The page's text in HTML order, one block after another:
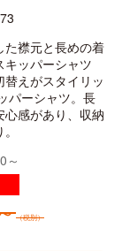
た襟元と長めの着
キッパーシャツ
替えがスタイリッ
パーシャツ。長
心感があり、収納
～
（税別）